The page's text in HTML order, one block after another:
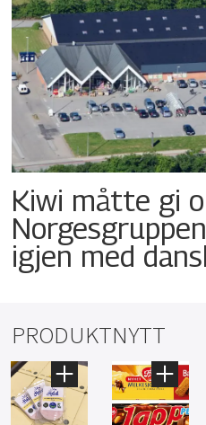
Kiwi måtte gi
igjen med
PRODUKTNYTT